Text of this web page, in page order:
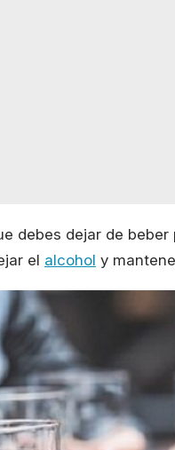
debes dejar de
el alcohol y